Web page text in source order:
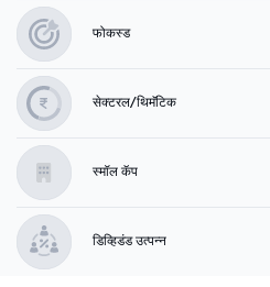
फोकस्ड
सेक्टरल/थिमॅटिक
स्मॉल कॅप
डिव्हिडंड उत्पन्न